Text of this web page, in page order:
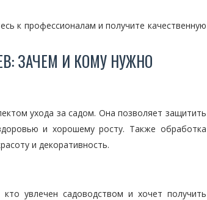
к профессионалам и получите качественную
ЗАЧЕМ И КОМУ НУЖНО
ухода за садом. Она позволяет защитить
и хорошему росту. Также обработка
и декоративность.
увлечен садоводством и хочет получить